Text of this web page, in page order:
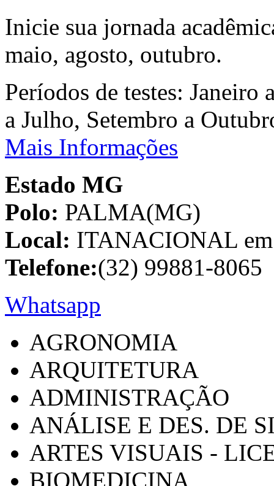
Inicie sua jornada
maio, agosto, outubro.
Períodos de testes:
a Julho, Setembro a
Mais Informações
Estado MG
Polo: PALMA(MG)
Local: ITANACIONAL
Telefone:(32) 99881-8065
Whatsapp
AGRONOMIA
ARQUITETURA
ADMINISTRAÇÃO
ANÁLISE E DES. DE
ARTES VISUAIS -
BIOMEDICINA